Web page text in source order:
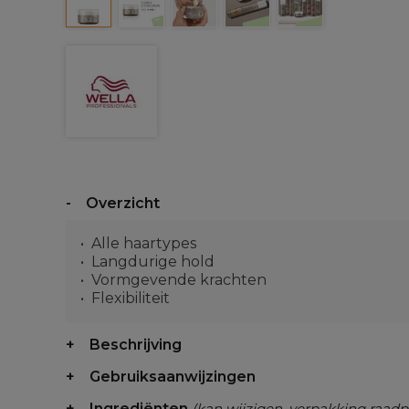
Overzicht
Alle haartypes
Langdurige hold
Vormgevende krachten
Flexibiliteit
Beschrijving
Gebruiksaanwijzingen